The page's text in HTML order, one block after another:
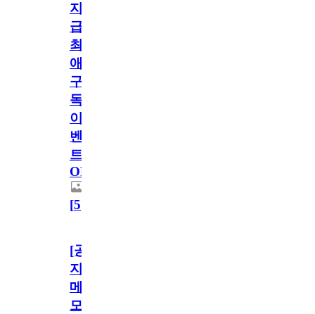
지
급!
최
애
구
독
이
벤
트
OPEN!
[5]
[공
지]
메
모